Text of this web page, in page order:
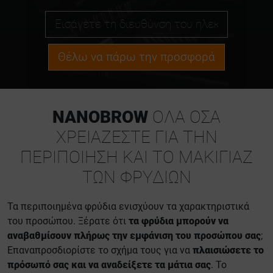
Θέλω να πάρω την προσφορά
NANOBROW ΌΛΑ ΌΣΑ
ΧΡΕΙΆΖΕΣΤΕ ΓΙΑ ΤΗΝ
ΠΕΡΙΠΟΊΗΣΗ ΚΑΙ ΤΟ ΜΑΚΙΓΙΆΖ
ΤΩΝ ΦΡΥΔΙΏΝ
Τα περιποιημένα φρύδια ενισχύουν τα χαρακτηριστικά
του προσώπου. Ξέρατε ότι τα φρύδια μπορούν να
αναβαθμίσουν πλήρως την εμφάνιση του προσώπου σας;
Επαναπροσδιορίστε το σχήμα τους για να πλαισιώσετε το
πρόσωπό σας και να αναδείξετε τα μάτια σας. Το